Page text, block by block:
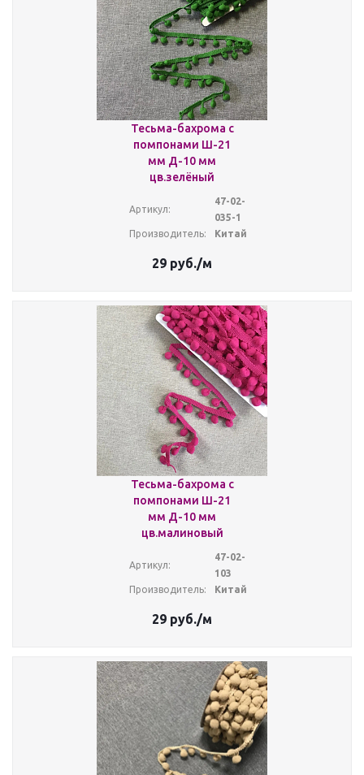
Тесьма-бахрома с
помпонами Ш-21
мм Д-10 мм
цв.зелёный
Артикул:
47-02-
035-1
Производитель:
Китай
29 руб./м
Тесьма-бахрома с
помпонами Ш-21
мм Д-10 мм
цв.малиновый
Артикул:
47-02-
103
Производитель:
Китай
29 руб./м